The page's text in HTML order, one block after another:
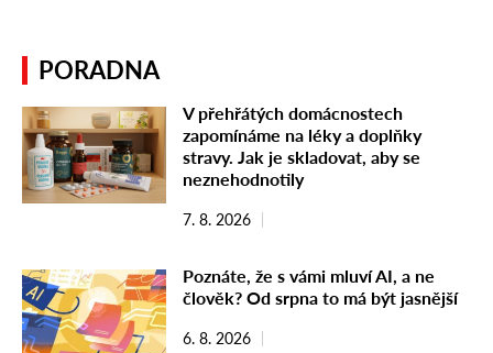
PORADNA
V přehřátých domácnostech
zapomínáme na léky a doplňky
stravy. Jak je skladovat, aby se
neznehodnotily
7. 8. 2026
Poznáte, že s vámi mluví AI, a ne
člověk? Od srpna to má být jasnější
6. 8. 2026